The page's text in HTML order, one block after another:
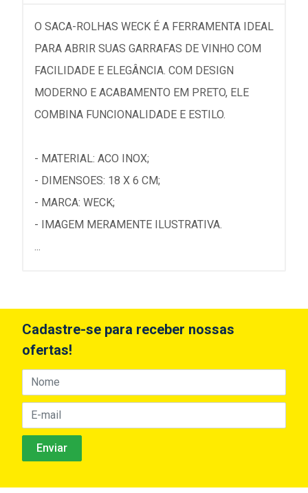
O SACA-ROLHAS WECK É A FERRAMENTA IDEAL
PARA ABRIR SUAS GARRAFAS DE VINHO COM
FACILIDADE E ELEGÂNCIA. COM DESIGN
MODERNO E ACABAMENTO EM PRETO, ELE
COMBINA FUNCIONALIDADE E ESTILO.
- MATERIAL: ACO INOX;
- DIMENSOES: 18 X 6 CM;
- MARCA: WECK;
- IMAGEM MERAMENTE ILUSTRATIVA.
...
Cadastre-se para receber nossas
ofertas!